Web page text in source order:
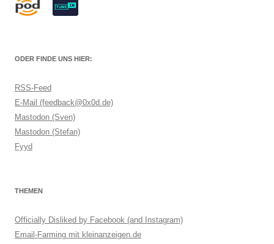
ODER FINDE UNS HIER:
RSS-Feed
E-Mail (feedback@0x0d.de)
Mastodon (Sven)
Mastodon (Stefan)
Fyyd
THEMEN
Officially Disliked by Facebook (and Instagram)
Email-Farming mit kleinanzeigen.de